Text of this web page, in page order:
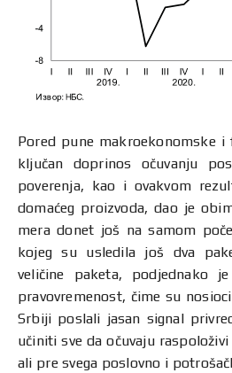
Pored pune makroekonomske
ključan doprinos očuvanju
poverenja, kao i ovakvom
domaćeg proizvoda, dao je
mera donet još na samom
kojeg su usledila još dva
veličine paketa, podjednako
pravovremenost, čime su
Srbiji poslali jasan signal
učiniti sve da očuvaju
ali pre svega poslovno i